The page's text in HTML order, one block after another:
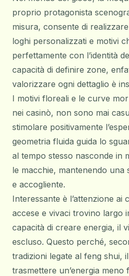
proprio protagonista
misura, consente di
loghi personalizzati e motivi
perfettamente con l’identità
capacità di definire zone,
valorizzare ogni dettaglio è
I motivi floreali e le curve
nei casinò, non sono mai
stimolare positivamente
geometria fluida guida lo
al tempo stesso nasconde in
le macchie, mantenendo una
e accogliente.
Interessante è l’attenzione ai
accese e vivaci trovino largo
capacità di creare energia, il
escluso. Questo perché,
tradizioni legate al feng shui,
trasmettere un’energia